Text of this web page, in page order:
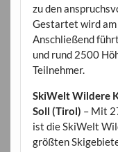
zu den
Gestartet wird
Anschließend
und rund 2500
Teilnehmer.
SkiWelt Wildere
Soll (Tirol) – Mit
ist die SkiWelt
größten